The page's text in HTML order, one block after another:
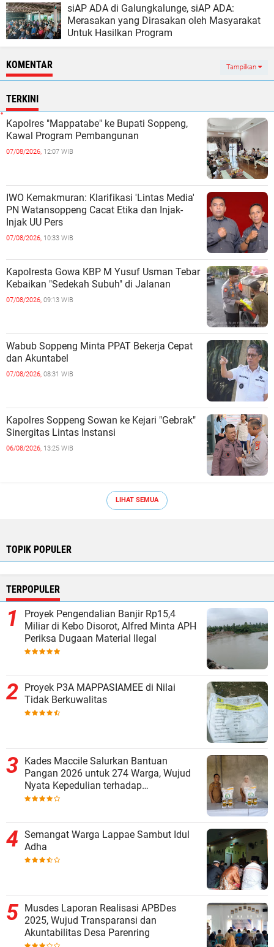
siAP ADA di Galungkalunge, siAP ADA:
Merasakan yang Dirasakan oleh Masyarakat
Untuk Hasilkan Program
KOMENTAR Tampilkan
TERKINI
Kapolres "Mappatabe" ke Bupati Soppeng,
Kawal Program Pembangunan ‎ ‎
07/08/2026, 12:07 WIB
IWO Kemakmuran: Klarifikasi 'Lintas Media'
PN Watansoppeng Cacat Etika dan Injak-
Injak UU Pers
07/08/2026, 10:33 WIB
Kapolresta Gowa KBP M Yusuf Usman Tebar
Kebaikan "Sedekah Subuh" di Jalanan ‎
07/08/2026, 09:13 WIB
Wabub Soppeng Minta PPAT Bekerja Cepat
dan Akuntabel ‎
07/08/2026, 08:31 WIB
Kapolres Soppeng Sowan ke Kejari "Gebrak"
Sinergitas Lintas Instansi ‎
06/08/2026, 13:25 WIB
LIHAT SEMUA
TOPIK POPULER
TERPOPULER
Proyek Pengendalian Banjir Rp15,4
Miliar di Kebo Disorot, Alfred Minta APH
Periksa Dugaan Material Ilegal
Proyek P3A MAPPASIAMEE di Nilai
Tidak Berkuwalitas
Kades Maccile Salurkan Bantuan
Pangan 2026 untuk 274 Warga, Wujud
Nyata Kepedulian terhadap
Kesejahteraan Masyarakat
Semangat Warga Lappae Sambut Idul
Adha
Musdes Laporan Realisasi APBDes
2025, Wujud Transparansi dan
Akuntabilitas Desa Parenring